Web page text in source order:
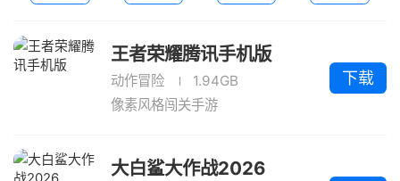
王者荣耀腾讯手机版
动作冒险
1.94GB
像素风格闯关手游
下载
大白鲨大作战2026